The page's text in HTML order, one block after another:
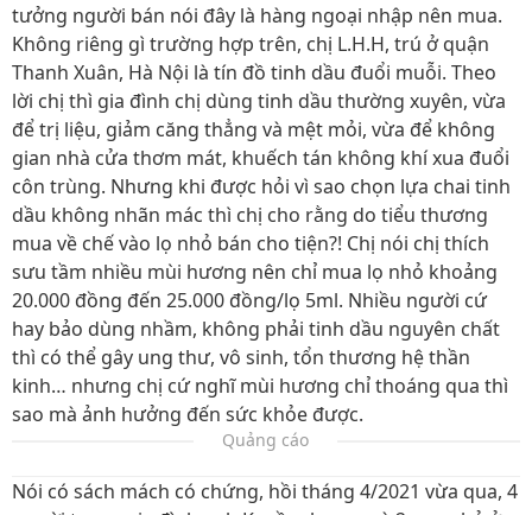
tưởng người bán nói đây là hàng ngoại nhập nên mua.
Không riêng gì trường hợp trên, chị L.H.H, trú ở quận
Thanh Xuân, Hà Nội là tín đồ tinh dầu đuổi muỗi. Theo
lời chị thì gia đình chị dùng tinh dầu thường xuyên, vừa
để trị liệu, giảm căng thẳng và mệt mỏi, vừa để không
gian nhà cửa thơm mát, khuếch tán không khí xua đuổi
côn trùng. Nhưng khi được hỏi vì sao chọn lựa chai tinh
dầu không nhãn mác thì chị cho rằng do tiểu thương
mua về chế vào lọ nhỏ bán cho tiện?! Chị nói chị thích
sưu tầm nhiều mùi hương nên chỉ mua lọ nhỏ khoảng
20.000 đồng đến 25.000 đồng/lọ 5ml. Nhiều người cứ
hay bảo dùng nhầm, không phải tinh dầu nguyên chất
thì có thể gây ung thư, vô sinh, tổn thương hệ thần
kinh… nhưng chị cứ nghĩ mùi hương chỉ thoáng qua thì
sao mà ảnh hưởng đến sức khỏe được.
Quảng cáo
Nói có sách mách có chứng, hồi tháng 4/2021 vừa qua, 4